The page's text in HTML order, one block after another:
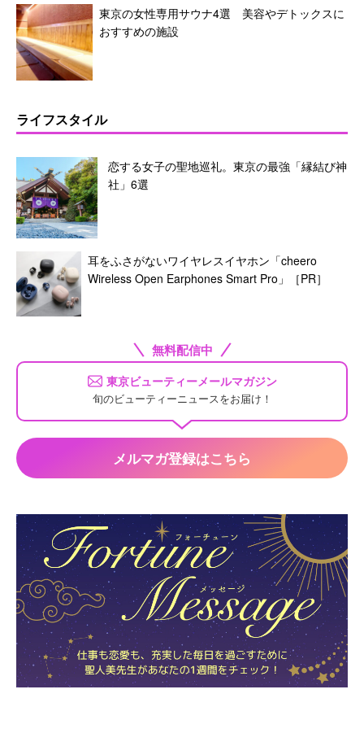
東京の女性専用サウナ4選 美容やデトックスに
おすすめの施設
ライフスタイル
恋する女子の聖地巡礼。東京の最強「縁結び神
社」6選
耳をふさがないワイヤレスイヤホン「cheero
Wireless Open Earphones Smart Pro」［PR］
無料配信中
東京ビューティーメールマガジン
旬のビューティーニュースをお届け！
メルマガ登録はこちら